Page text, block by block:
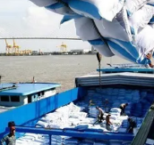
Đài Truyền hình Việt Nam